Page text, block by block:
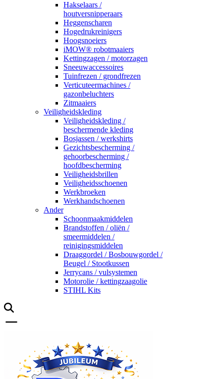
Hakselaars /
houtversnipperaars
Heggenscharen
Hogedrukreinigers
Hoogsnoeiers
iMOW® robotmaaiers
Kettingzagen / motorzagen
Sneeuwaccessoires
Tuinfrezen / grondfrezen
Verticuteermachines /
gazonbeluchters
Zitmaaiers
Veiligheidskleding
Veiligheidskleding /
beschermende kleding
Bosjassen / werkshirts
Gezichtsbescherming /
gehoorbescherming /
hoofdbescherming
Veiligheidsbrillen
Veiligheidsschoenen
Werkbroeken
Werkhandschoenen
Ander
Schoonmaakmiddelen
Brandstoffen / oliën /
smeermiddelen /
reinigingsmiddelen
Draaggordel / Bosbouwgordel /
Beugel / Stootkussen
Jerrycans / vulsystemen
Motorolie / kettingzaagolie
STIHL Kits